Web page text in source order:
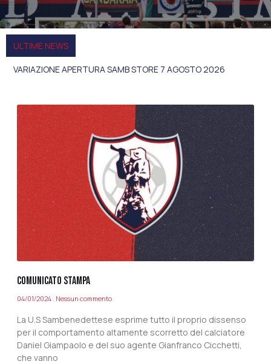
ULTIME NEWS
VENERDì 7 AGOSTO LA SAMB SI PRESENTA
COMUNICATO STAMPA
04/01/2024 Nessun commento
La U.S Sambenedettese esprime tutto il proprio dissenso
per il comportamento altamente scorretto del calciatore
Daniel Giampaolo e del suo agente Gianfranco Cicchetti,
che vanno